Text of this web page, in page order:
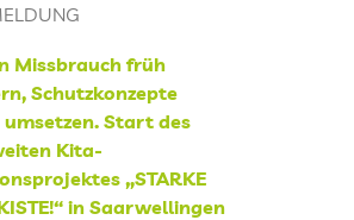
DER KITA KINDERLAND
Missbrauch früh
Schutzkonzepte
umsetzen. Start des
Kita-
„STARKE
in Saarwellingen